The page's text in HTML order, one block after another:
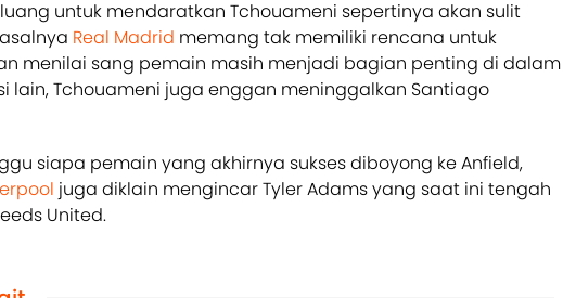
untuk mendaratkan Tchouameni sepertinya akan sulit
Real Madrid memang tak memiliki rencana untuk
menilai sang pemain masih menjadi bagian penting di dalam
lain, Tchouameni juga enggan meninggalkan Santiago
siapa pemain yang akhirnya sukses diboyong ke Anfield,
juga diklain mengincar Tyler Adams yang saat ini tengah
United.